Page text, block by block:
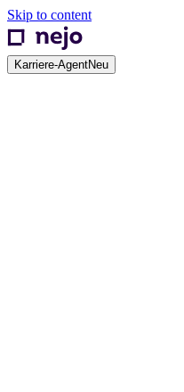
Skip to content
Karriere-AgentNeu